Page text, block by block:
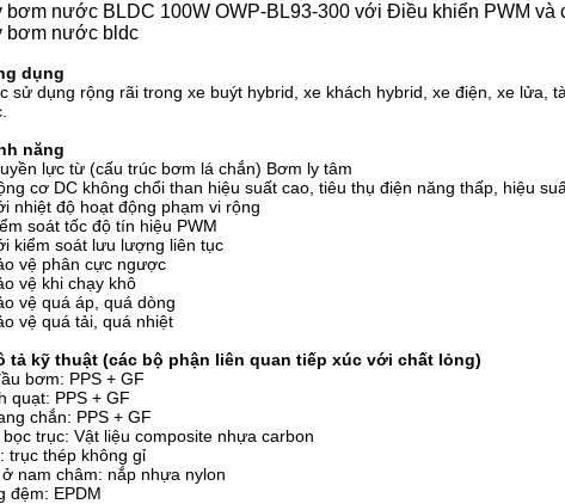
bơm nước BLDC 100W OWP-BL93-300 với Điều khiển PWM và
bơm nước bldc
dụng
sử dụng rộng rãi trong xe buýt hybrid, xe khách hybrid, xe điện, xe lửa,
năng
lực từ (cấu trúc bơm lá chắn) Bơm ly tâm
cơ DC không chổi than hiệu suất cao, tiêu thụ điện năng thấp, hiệu
nhiệt độ hoạt động phạm vi rộng
soát tốc độ tín hiệu PWM
kiểm soát lưu lượng liên tục
vệ phân cực ngược
vệ khi chạy khô
vệ quá áp, quá dòng
vệ quá tải, quá nhiệt
tả kỹ thuật (các bộ phận liên quan tiếp xúc với chất lỏng)
bơm: PPS + GF
quạt: PPS + GF
chắn: PPS + GF
bọc trục: Vật liệu composite nhựa carbon
trục thép không gỉ
ở nam châm: nắp nhựa nylon
đệm: EPDM